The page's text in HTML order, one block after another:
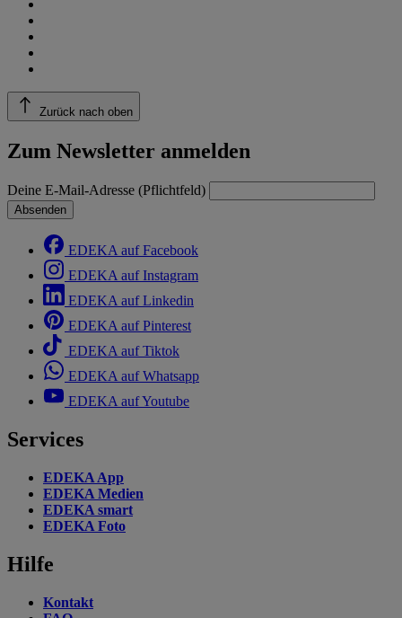
Zurück nach oben
Zum Newsletter anmelden
Deine E-Mail-Adresse (Pflichtfeld)
Absenden
EDEKA auf Facebook
EDEKA auf Instagram
EDEKA auf Linkedin
EDEKA auf Pinterest
EDEKA auf Tiktok
EDEKA auf Whatsapp
EDEKA auf Youtube
Services
EDEKA App
EDEKA Medien
EDEKA smart
EDEKA Foto
Hilfe
Kontakt